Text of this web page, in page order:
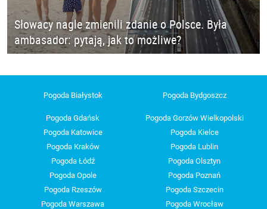
Słowacy nagle zmienili zdanie o Polsce. Była
ambasador: pytają, jak to możliwe?
Pogoda Białystok Pogoda Bydgoszcz
Pogoda Gdańsk
Pogoda Gorzów Wielkopolski
Pogoda Katowice
Pogoda Kielce
Pogoda Kraków
Pogoda Lublin
Pogoda Łódź
Pogoda Olsztyn
Pogoda Opole
Pogoda Poznań
Pogoda Rzeszów
Pogoda Szczecin
Pogoda Warszawa
Pogoda Wrocław